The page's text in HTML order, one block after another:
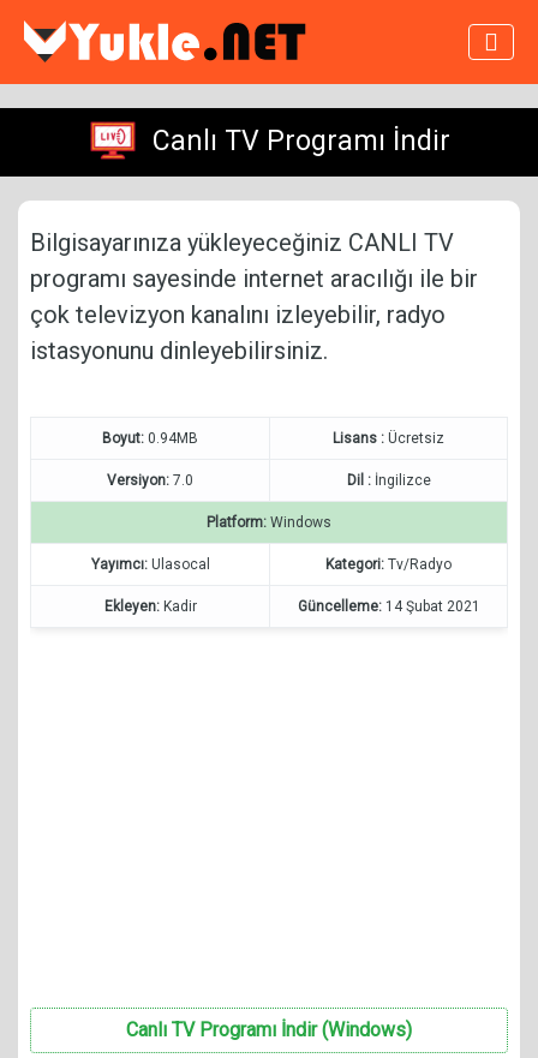
Canlı TV Programı İndir
Bilgisayarınıza yükleyeceğiniz CANLI TV
programı sayesinde internet aracılığı ile bir
çok televizyon kanalını izleyebilir, radyo
istasyonunu dinleyebilirsiniz.
Boyut: 0.94MB Lisans : Ücretsiz
Versiyon: 7.0 Dil :İngilizce
Platform: Windows
Yayımcı:Ulasocal Kategori: Tv/Radyo
Ekleyen:Kadir Güncelleme:14 Şubat 2021
Canlı TV Programı İndir (Windows)